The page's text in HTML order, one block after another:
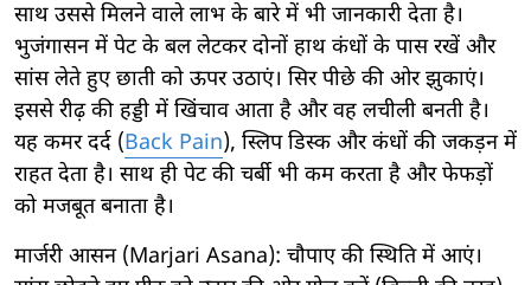
साथ उससे मिलने वाले लाभ के बारे में भी जानकारी देता है।
भुजंगासन में पेट के बल लेटकर दोनों हाथ कंधों के पास रखें और
सांस लेते हुए छाती को ऊपर उठाएं। सिर पीछे की ओर झुकाएं।
इससे रीढ़ की हड्डी में खिंचाव आता है और वह लचीली बनती है।
यह कमर दर्द (Back Pain), स्लिप डिस्क और कंधों की जकड़न में
राहत देता है। साथ ही पेट की चर्बी भी कम करता है और फेफड़ों
को मजबूत बनाता है।
मार्जरी आसन (Marjari Asana): चौपाए की स्थिति में आएं।